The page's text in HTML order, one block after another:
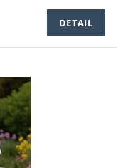
DETAIL